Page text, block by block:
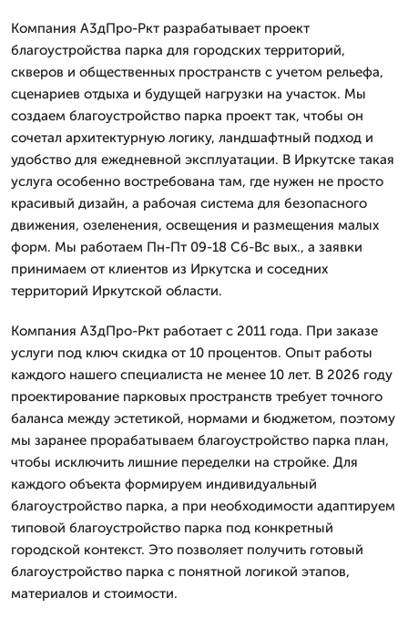
Компания А3дПро-Ркт разрабатывает проект
благоустройства парка для городских территорий,
скверов и общественных пространств с учетом рельефа,
сценариев отдыха и будущей нагрузки на участок. Мы
создаем благоустройство парка проект так, чтобы он
сочетал архитектурную логику, ландшафтный подход и
удобство для ежедневной эксплуатации. В Иркутске такая
услуга особенно востребована там, где нужен не просто
красивый дизайн, а рабочая система для безопасного
движения, озеленения, освещения и размещения малых
форм. Мы работаем Пн-Пт 09-18 Сб-Вс вых., а заявки
принимаем от клиентов из Иркутска и соседних
территорий Иркутской области.
Компания А3дПро-Ркт работает с 2011 года. При заказе
услуги под ключ скидка от 10 процентов. Опыт работы
каждого нашего специалиста не менее 10 лет. В 2026 году
проектирование парковых пространств требует точного
баланса между эстетикой, нормами и бюджетом, поэтому
мы заранее прорабатываем благоустройство парка план,
чтобы исключить лишние переделки на стройке. Для
каждого объекта формируем индивидуальный
благоустройство парка, а при необходимости адаптируем
типовой благоустройство парка под конкретный
городской контекст. Это позволяет получить готовый
благоустройство парка с понятной логикой этапов,
материалов и стоимости.